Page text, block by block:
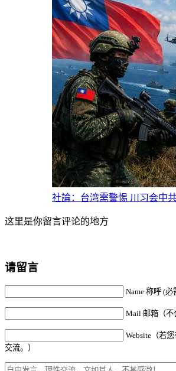
社論：台湾需警惕 川习会中
这里是你留言评论的地方
请留言
Name 称呼 (必
Mail 邮箱（不
Website（若
交流。）